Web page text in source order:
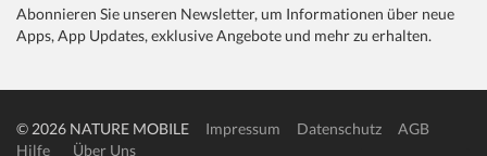
Abonnieren Sie unseren Newsletter, um Informationen über neue
Apps, App Updates, exklusive Angebote und mehr zu erhalten.
© 2026 NATURE MOBILE Impressum Datenschutz
AGB
Hilfe
Über Uns